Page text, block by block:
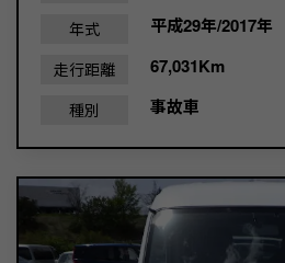
年式 平成29年/2017年
走行距離 67,031Km
種別 事故車